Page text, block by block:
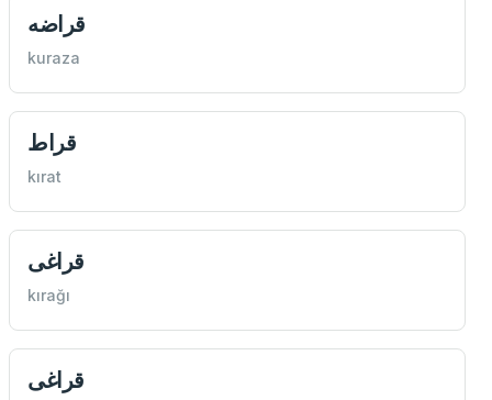
قراضه
kuraza
قراط
kırat
قراغی
kırağı
قراغی